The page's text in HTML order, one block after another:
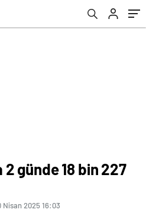
2 günde 18 bin 227
Nisan 2025 16:03